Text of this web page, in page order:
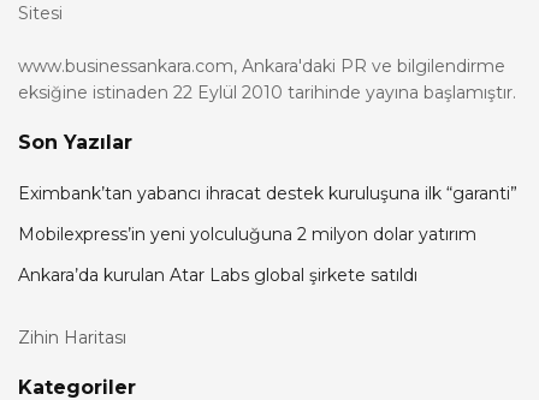
Sitesi
www.businessankara.com, Ankara'daki PR ve bilgilendirme
eksiğine istinaden 22 Eylül 2010 tarihinde yayına başlamıştır.
Son Yazılar
Eximbank’tan yabancı ihracat destek kuruluşuna ilk “garanti”
Mobilexpress’in yeni yolculuğuna 2 milyon dolar yatırım
Ankara’da kurulan Atar Labs global şirkete satıldı
Zihin Haritası
Kategoriler